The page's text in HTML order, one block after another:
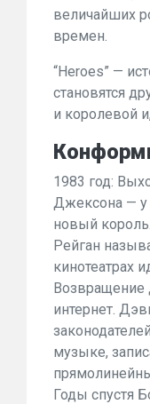
величайших
времен.
“Heroes” —
становятся
и королевой
1983 год:
Джексона — у
новый
Рейган
кинотеатрах
Возвращение
интернет.
музыке,
Годы спустя